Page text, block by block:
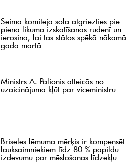
Seima komiteja sola atgriezties pie
piena likuma izskatīšanas rudenī un
ierosina, lai tas stātos spēkā nākamā
gada martā
Ministrs A. Palionis atteicās no
uzaicinājuma kļūt par viceministru
Briseles lēmuma mērķis ir kompensēt
lauksaimniekiem līdz 80 % papildu
izdevumu par mēslošanas līdzekļu